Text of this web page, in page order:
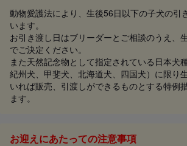
動物愛護法により、生後56日以下の子犬の引
います。
お引き渡し日はブリーダーとご相談のうえ、
でご決定ください。
また天然記念物として指定されている日本犬
紀州犬、甲斐犬、北海道犬、四国犬）に限り
いれば販売、引渡しができるものとする特例
ます。
お迎えにあたっての注意事項